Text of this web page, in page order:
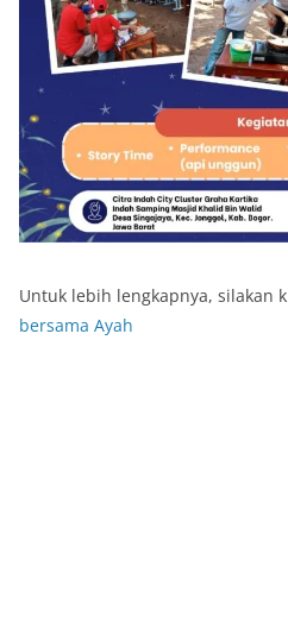
Untuk lebih lengkapnya, silakan
bersama Ayah